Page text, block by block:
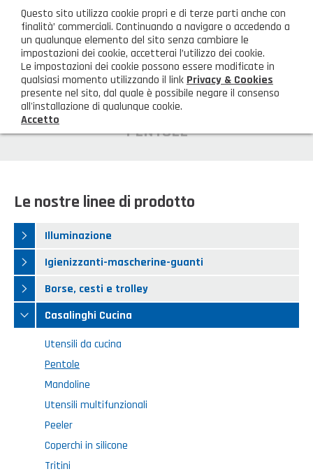
AREA CLIENTI
HOME
GAMMA PRODOTTI
Illuminazione
Igienizzanti-mascherine-guanti
Borse, cesti e trolley
Casalinghi Cucina
Casalinghi Pulizia
Benessere e tempo libero
Giardinaggio e Ferramenta
Gazebo
PRODOTTI NOVITÀ
Prodotti in Promozione
CONTATTI
Richiesta Informazioni
Dove siamo
SHOP PRIVATI
NOVITÀ ED EVENTI
CATALOGHI
PENTOLE
Le nostre linee di prodotto
Illuminazione
Igienizzanti-mascherine-guanti
Borse, cesti e trolley
Casalinghi Cucina
Utensili da cucina
Pentole
Mandoline
Utensili multifunzionali
Peeler
Coperchi in silicone
Tritini
Questo sito utilizza cookie propri e di terze parti anche con
finalità’ commerciali. Continuando a navigare o accedendo a
un qualunque elemento del sito senza cambiare le
impostazioni dei cookie, accetterai l’utilizzo dei cookie.
Le impostazioni dei cookie possono essere modificate in
qualsiasi momento utilizzando il link Privacy & Cookies
presente nel sito, dal quale è possibile negare il consenso
all'installazione di qualunque cookie.
Accetto